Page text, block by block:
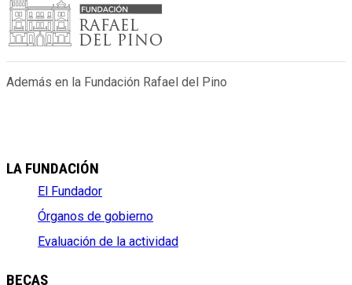
Además en la Fundación Rafael del Pino
LA FUNDACIÓN
El Fundador
Órganos de gobierno
Evaluación de la actividad
BECAS